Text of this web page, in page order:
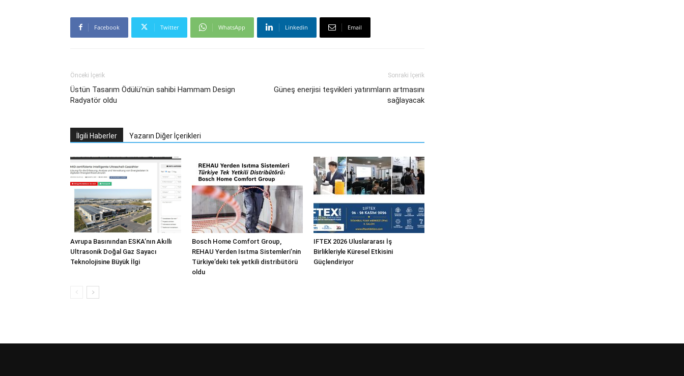
Facebook Twitter WhatsApp Linkedin Email
Önceki İçerik
Üstün Tasarım Ödülü’nün sahibi Hammam Design
Radyatör oldu
Sonraki İçerik
Güneş enerjisi teşvikleri yatırımların artmasını
sağlayacak
İlgili Haberler Yazarın Diğer İçerikleri
Avrupa Basınından ESKA’nın Akıllı
Ultrasonik Doğal Gaz Sayacı
Teknolojisine Büyük İlgi
Bosch Home Comfort Group,
REHAU Yerden Isıtma Sistemleri’nin
Türkiye’deki tek yetkili distribütörü
oldu
IFTEX 2026 Uluslararası İş
Birlikleriyle Küresel Etkisini
Güçlendiriyor